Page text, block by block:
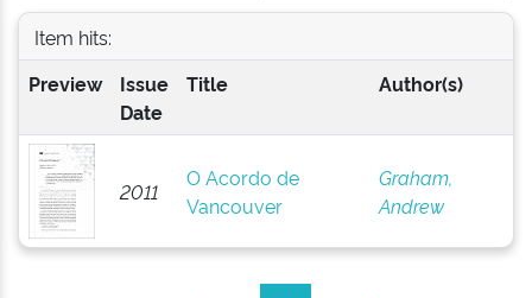
Item hits:
Preview
Issue
Date
Title Author(s)
2011
O Acordo de
Vancouver
Graham,
Andrew